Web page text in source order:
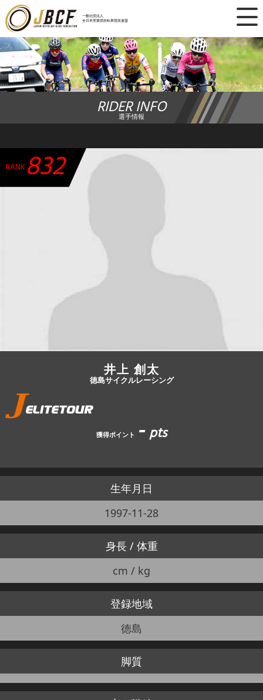
一般社団法人
全日本実業団自転車競技連盟
×
ニュース
レース日程
ランキング
チーム・選手
加盟・登録
エントリー
JBCF ROAD SERIESとは
RIDER INFO
選手情報
RANK 832
井上 創太
徳島サイクルレーシング
獲得ポイント -pts
生年月日
1997-11-28
身長 / 体重
cm / kg
登録地域
徳島
脚質